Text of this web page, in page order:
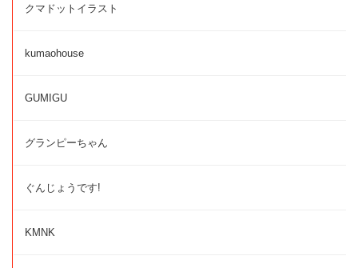
クマドットイラスト
kumaohouse
GUMIGU
グランピーちゃん
ぐんじょうです!
KMNK